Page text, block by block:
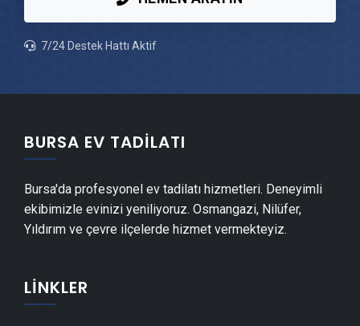
Ataevler Mantolama Ustası
Ataevler Alçıpan Ustası
Ataevler Şap Ustası
Ataevler Kepenk & Panjur Montajı
7/24 Destek Hattı Aktif
BURSA EV TADILATI
Bursa'da profesyonel ev tadilatı hizmetleri. Deneyimli
ekibimizle evinizi yeniliyoruz. Osmangazi, Nilüfer,
Yıldırım ve çevre ilçelerde hizmet vermekteyiz.
LINKLER